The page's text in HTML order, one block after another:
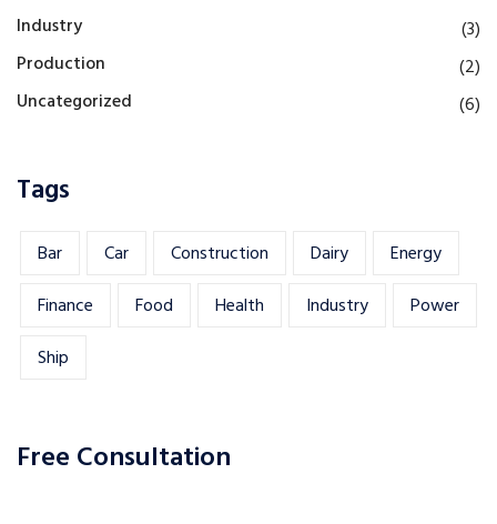
Industry
(3)
Production
(2)
Uncategorized
(6)
Tags
Bar Car Construction Dairy
Energy
Finance
Food Health Industry
Power
Ship
Free Consultation